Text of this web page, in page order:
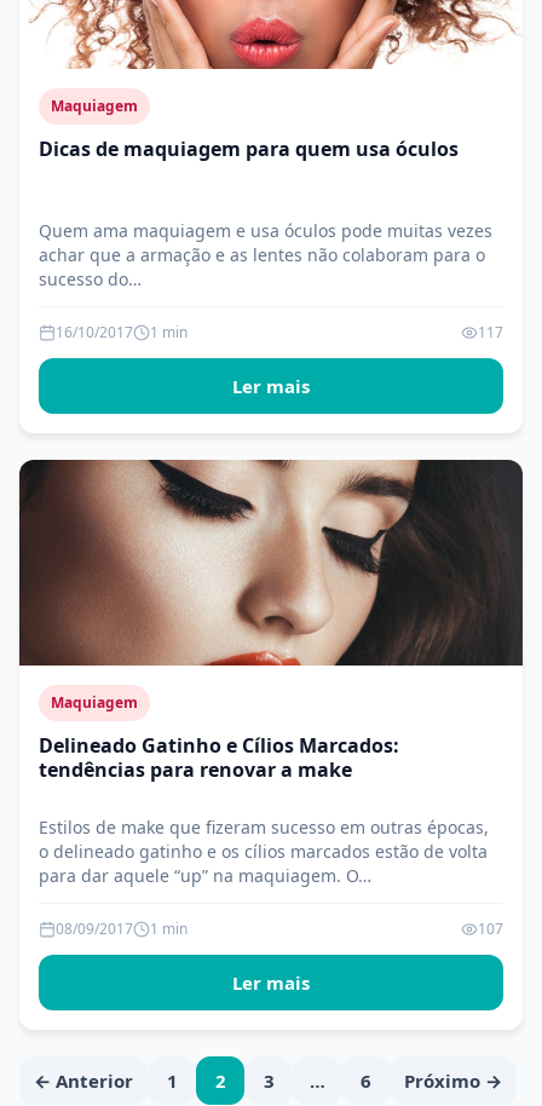
Maquiagem
Dicas de maquiagem para quem usa óculos
Quem ama maquiagem e usa óculos pode muitas vezes
achar que a armação e as lentes não colaboram para o
sucesso do…
16/10/2017 1 min 117
Ler mais
Maquiagem
Delineado Gatinho e Cílios Marcados:
tendências para renovar a make
Estilos de make que fizeram sucesso em outras épocas,
o delineado gatinho e os cílios marcados estão de volta
para dar aquele “up” na maquiagem. O…
08/09/2017 1 min 107
Ler mais
Paginação
← Anterior 1 2 3 … 6 Próximo →